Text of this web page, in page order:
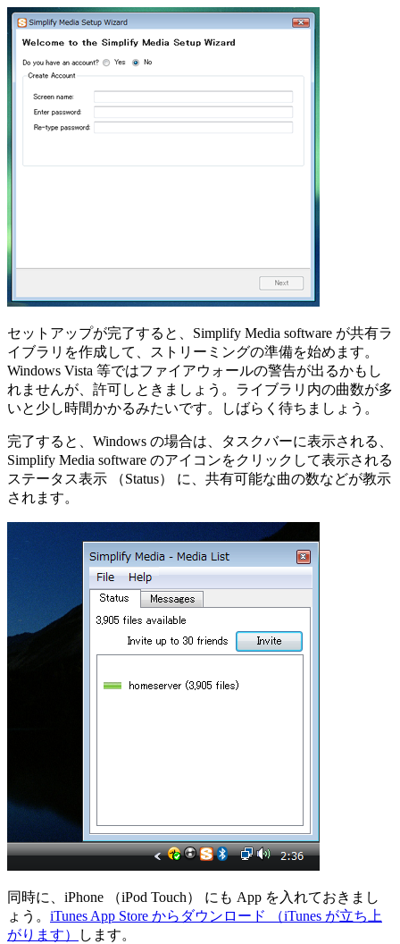
セットアップが完了すると、Simplify Media software が共有ラ
イブラリを作成して、ストリーミングの準備を始めます。
Windows Vista 等ではファイアウォールの警告が出るかもし
れませんが、許可しときましょう。ライブラリ内の曲数が多
いと少し時間かかるみたいです。しばらく待ちましょう。
完了すると、Windows の場合は、タスクバーに表示される、
Simplify Media software のアイコンをクリックして表示される
ステータス表示 （Status） に、共有可能な曲の数などが教示
されます。
同時に、iPhone （iPod Touch） にも App を入れておきまし
ょう。 iTunes App Store からダウンロード （iTunes が立ち上
がります）
します。